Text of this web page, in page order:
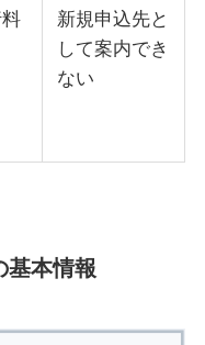
新規申込先と
して案内でき
ない
基本情報